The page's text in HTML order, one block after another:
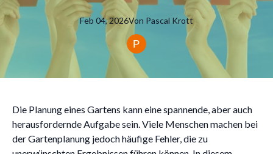
Feb 04, 2026Von Pascal Krott
Die Planung eines Gartens kann eine spannende, aber auch
herausfordernde Aufgabe sein. Viele Menschen machen bei
der Gartenplanung jedoch häufige Fehler, die zu